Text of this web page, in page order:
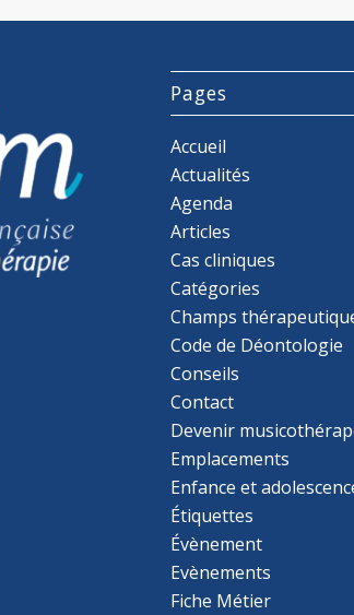
Pages
Accueil
Actualités
Agenda
Articles
Cas cliniques
Catégories
Champs
Code de Déontologie
Conseils
Contact
Devenir
Emplacements
Enfance et
Étiquettes
Évènement
Evènements
Fiche Métier